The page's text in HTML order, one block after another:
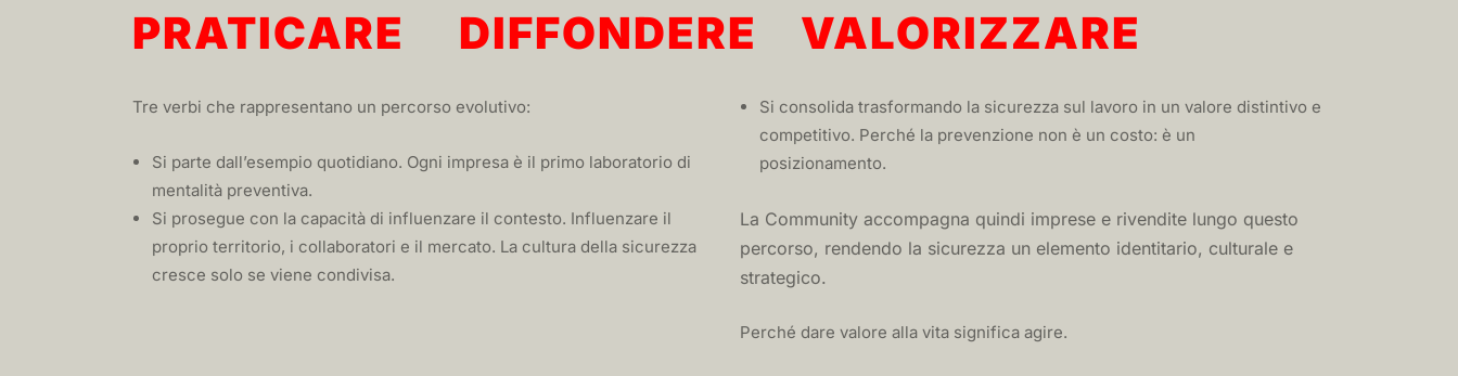
PRATICARE DIFFONDERE VALORIZZARE
Tre verbi che rappresentano un percorso evolutivo:
Si parte dall’esempio quotidiano. Ogni impresa è il primo laboratorio di
mentalità preventiva.
Si prosegue con la capacità di influenzare il contesto. Influenzare il
proprio territorio, i collaboratori e il mercato. La cultura della sicurezza
cresce solo se viene condivisa.
Si consolida trasformando la sicurezza sul lavoro in un valore distintivo e
competitivo. Perché la prevenzione non è un costo: è un
posizionamento.
La Community accompagna quindi imprese e rivendite lungo questo
percorso, rendendo la sicurezza un elemento identitario, culturale e
strategico.
Perché dare valore alla vita significa agire.